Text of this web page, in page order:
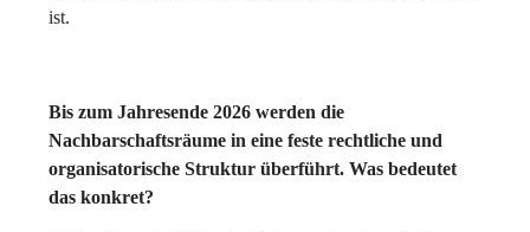
ist.
Bis zum Jahresende 2026 werden die
Nachbarschaftsräume in eine feste rechtliche und
organisatorische Struktur überführt. Was bedeutet
das konkret?